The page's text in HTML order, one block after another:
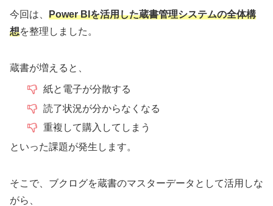
今回は、 Power BIを活用した蔵書管理システムの全体構
想を整理しました。
蔵書が増えると、
紙と電子が分散する
読了状況が分からなくなる
重複して購入してしまう
といった課題が発生します。
そこで、ブクログを蔵書のマスターデータとして活用しな
がら、